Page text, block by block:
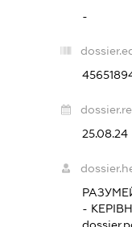
-
25.08.24
-